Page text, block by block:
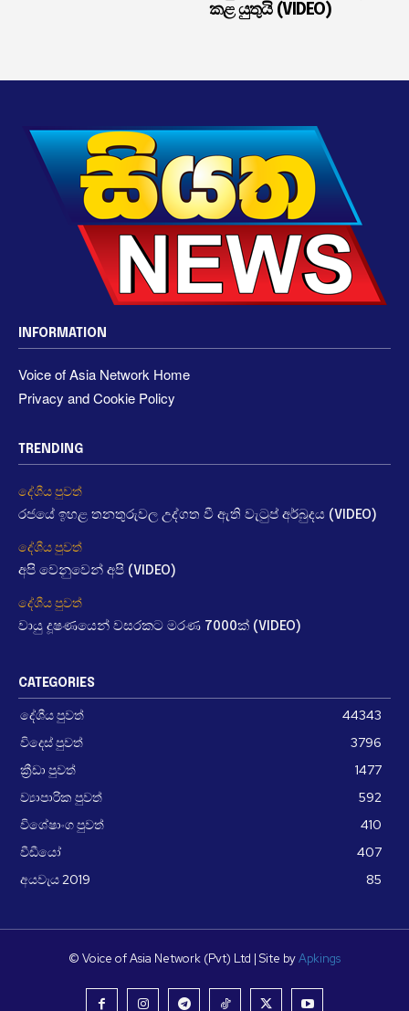
කළ යුතුයි (VIDEO)
INFORMATION
Voice of Asia Network Home
Privacy and Cookie Policy
TRENDING
දේශීය පුවත්
රජයේ ඉහළ තනතුරුවල උද්ගත වී ඇති වැටුප් අර්බුදය (VIDEO)
දේශීය පුවත්
අපි වෙනුවෙන් අපි (VIDEO)
දේශීය පුවත්
වායු දූෂණයෙන් වසරකට මරණ 7000ක් (VIDEO)
CATEGORIES
දේශීය පුවත්
44343
විදෙස් පුවත්
3796
ක්‍රීඩා පුවත්
1477
ව්‍යාපාරික පුවත්
592
විශේෂාංග පුවත්
410
වීඩීයෝ
407
අයවැය 2019
85
© Voice of Asia Network (Pvt) Ltd | Site byApkings